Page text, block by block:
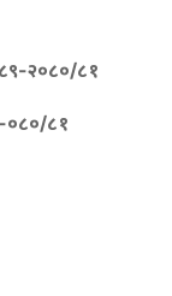
२०८०/८१
०८०/८१